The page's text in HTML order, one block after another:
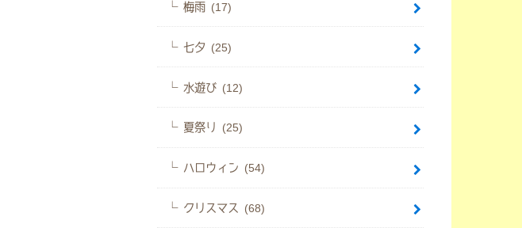
梅雨 (17)
七夕 (25)
水遊び (12)
夏祭り (25)
ハロウィン (54)
クリスマス (68)